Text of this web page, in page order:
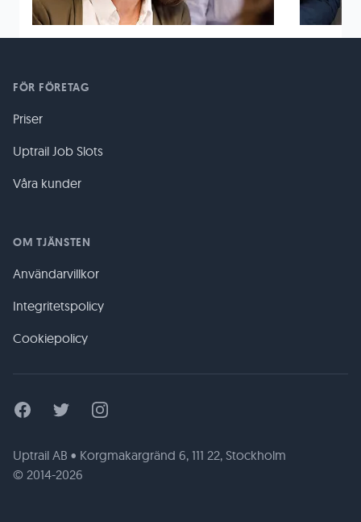
FÖR FÖRETAG
Priser
Uptrail Job Slots
Våra kunder
OM TJÄNSTEN
Användarvillkor
Integritetspolicy
Cookiepolicy
FacebookTwitter Instagram
Uptrail AB • Korgmakargränd 6, 111 22, Stockholm
© 2014-2026